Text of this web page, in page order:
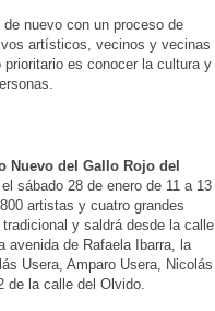
de nuevo con un proceso de
artísticos, vecinos y vecinas
es conocer la cultura y
Nuevo del Gallo Rojo del
sábado 28 de enero de 11 a 13
artistas y cuatro grandes
y saldrá desde la calle
avenida de Rafaela Ibarra, la
Usera, Amparo Usera, Nicolás
de la calle del Olvido.